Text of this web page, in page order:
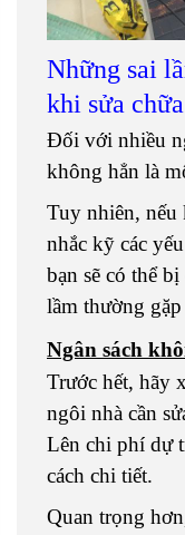
Những sai
khi sửa
Đối với nhiều
không hẳn là
Tuy nhiên, nếu
nhắc kỹ các
bạn sẽ có thể
lầm thường gặp
Ngân sách
Trước hết, hãy
ngôi nhà cần
Lên chi phí dự
cách chi tiết.
Quan trọng